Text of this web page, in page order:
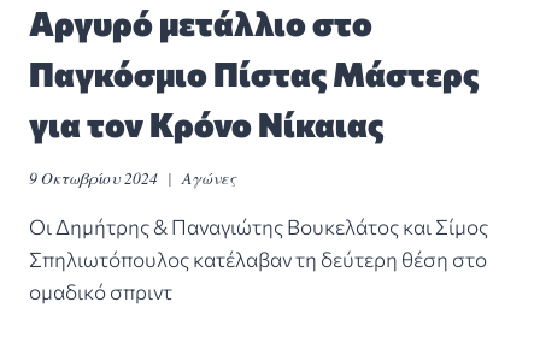
Αργυρό μετάλλιο στο
Παγκόσμιο Πίστας Μάστερς
για τον Κρόνο Νίκαιας
9 Οκτωβρίου 2024 Αγώνες
Οι Δημήτρης & Παναγιώτης Βουκελάτος και Σίμος
Σπηλιωτόπουλος κατέλαβαν τη δεύτερη θέση στο
ομαδικό σπριντ